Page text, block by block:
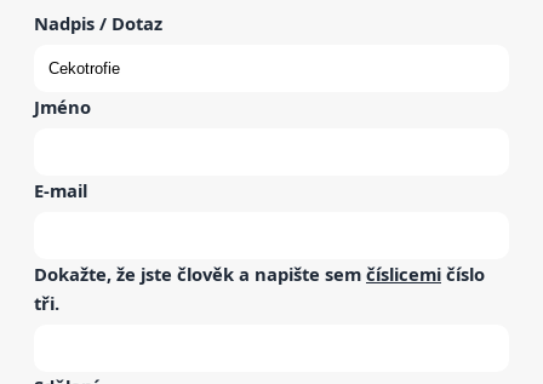
Nadpis / Dotaz
Jméno
E-mail
Dokažte, že jste člověk a napište sem číslicemi číslo
tři.